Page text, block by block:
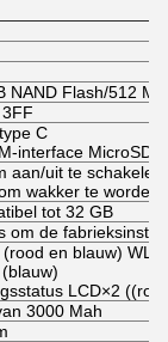
NAND Flash/512
C
interface MicroSD-
aan/uit te schakelen
wakker te worden
tot 32 GB
om de
en blauw)
LCD×2
3000 Mah